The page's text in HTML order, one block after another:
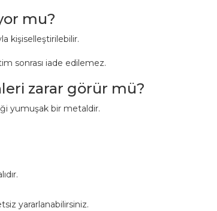
mu?
kişiselleştirilebilir.
sonrası iade edilemez.
zarar görür mü?
yumuşak bir metaldir.
yararlanabilirsiniz.